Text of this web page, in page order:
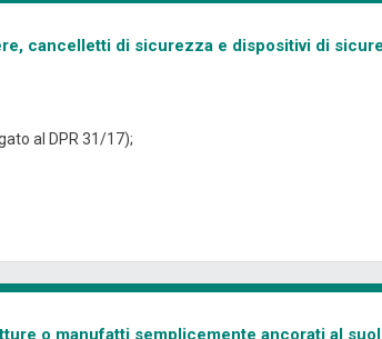
cancelletti di sicurezza e dispositivi di
al DPR 31/17);
o manufatti semplicemente ancorati al